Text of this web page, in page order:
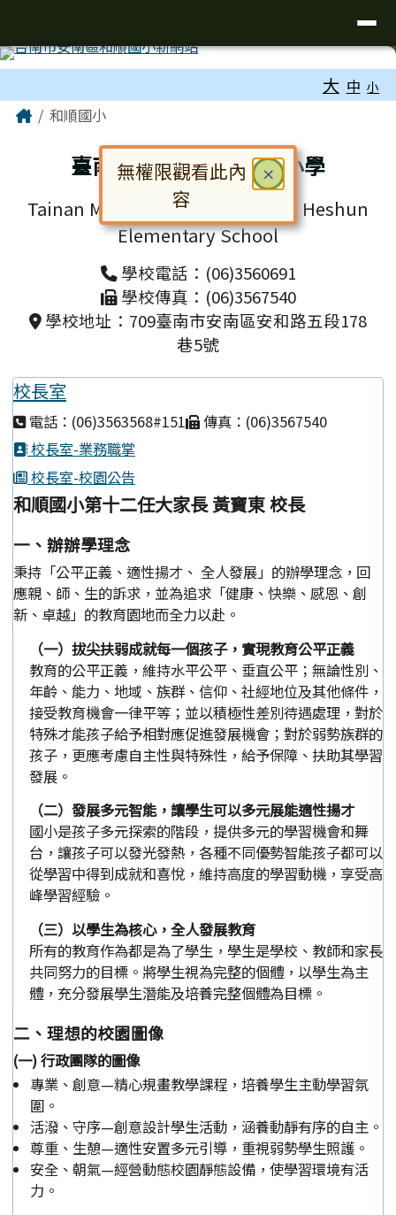
大 中 小
主內容區域
Home和順國小
臺南市安南區和順國民小學
Tainan Municipal Annan District Heshun
Elementary School
學校電話：(06)3560691
學校傳真：(06)3567540
學校地址：709臺南市安南區安和路五段178
巷5號
校長室
電話：(06)3563568#151
傳真：(06)3567540
校長室-業務職掌
校長室-校園公告
和順國小第十二任大家長 黃寶東 校長
一、辦辦學理念
秉持「公平正義、適性揚才、 全人發展」的辦學理念，回
應親、師、生的訴求，並為追求「健康、快樂、感恩、創
新、卓越」的教育園地而全力以赴。
（一）拔尖扶弱成就每一個孩子，實現教育公平正義
教育的公平正義，維持水平公平、垂直公平；無論性別、
年齡、能力、地域、族群、信仰、社經地位及其他條件，
接受教育機會一律平等；並以積極性差別待遇處理，對於
特殊才能孩子給予相對應促進發展機會；對於弱勢族群的
孩子，更應考慮自主性與特殊性，給予保障、扶助其學習
發展。
（二）發展多元智能，讓學生可以多元展能適性揚才
國小是孩子多元探索的階段，提供多元的學習機會和舞
台，讓孩子可以發光發熱，各種不同優勢智能孩子都可以
從學習中得到成就和喜悅，維持高度的學習動機，享受高
峰學習經驗。
（三）以學生為核心，全人發展教育
所有的教育作為都是為了學生，學生是學校、教師和家長
共同努力的目標。將學生視為完整的個體，以學生為主
體，充分發展學生潛能及培養完整個體為目標。
二、理想的校園圖像
(一) 行政團隊的圖像
專業、創意—精心規畫教學課程，培養學生主動學習氛
圍。
活潑、守序—創意設計學生活動，涵養動靜有序的自主。
尊重、生憩—適性安置多元引導，重視弱勢學生照護。
安全、朝氣—經營動態校園靜態設備，使學習環境有活
力。
頁尾區域
× 關閉
無權限觀看此內
容
對話框已開啟。請使用 Tab 鍵在